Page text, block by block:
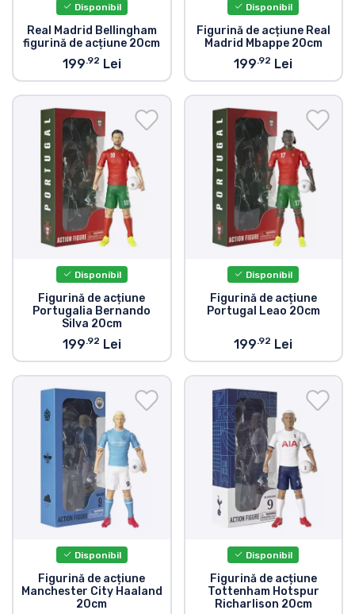
Disponibil
Real Madrid Bellingham
figurină de acțiune 20cm
199.92 Lei
Disponibil
Figurină de acțiune Real
Madrid Mbappe 20cm
199.92 Lei
Disponibil
Figurină de acțiune
Portugalia Bernando
Silva 20cm
199.92 Lei
Disponibil
Figurină de acțiune
Portugal Leao 20cm
199.92 Lei
Disponibil
Figurină de acțiune
Manchester City Haaland
20cm
Disponibil
Figurină de acțiune
Tottenham Hotspur
Richarlison 20cm